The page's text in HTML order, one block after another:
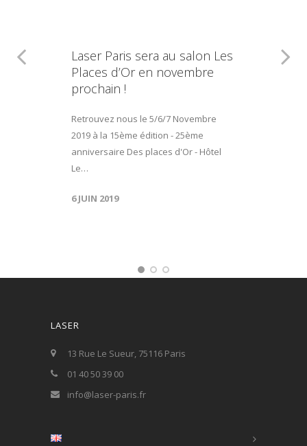
Laser Paris sera au salon Les
Places d’Or en novembre
prochain !
Retrouvez nous le 5/6/7 Novembre
2019 à la 15ème édition - 25ème
anniversaire Des places d'Or - Hôtel
Le…
6 JUIN 2019
LASER
13 Rue Le Sueur, 75116 Paris
01 40 50 39 00
info@laser-paris.fr